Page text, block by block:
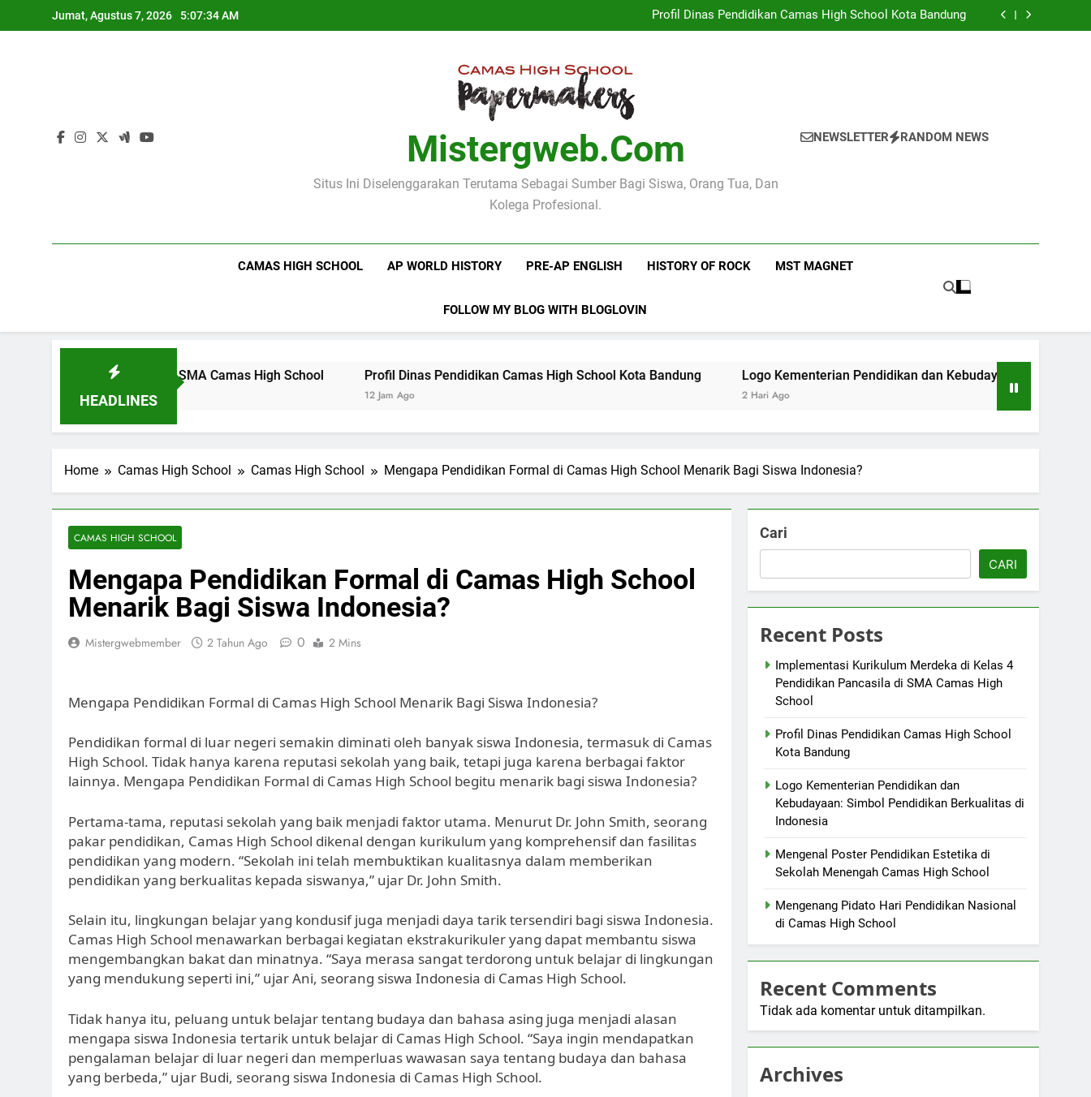
to
Jumat, Agustus 7, 2026 5:07:35 AM
Camas High School
Profil Dinas Pendidikan Camas High School Kota Bandung
Logo Kementerian Pendidikan dan Kebudayaan: Simbol Pendidikan
Logo Kementerian Pendidikan dan Kebudayaan: Simbol Pendidikan
Mengenal Poster Pendidikan Estetika di Sekolah Menengah Camas High
Mistergweb.com
Situs Ini Diselenggarakan Terutama Sebagai Sumber Bagi Siswa, Orang Tua, Dan
Kolega Profesional.
NEWSLETTER RANDOM NEWS
CAMAS HIGH SCHOOL AP WORLD HISTORY PRE-AP ENGLISH HISTORY OF ROCK MST MAGNET
FOLLOW MY BLOG WITH BLOGLOVIN
HEADLINES
Pancasila di SMA Camas High School Profil Dinas Pendidikan Camas High School Kota Bandung Logo Kementerian Pendidikan dan Kebudayaan: Simbol Pendidikan
Home Camas High School Camas High School Mengapa Pendidikan Formal di Camas High School Menarik Bagi Siswa Indonesia?
CAMAS HIGH SCHOOL
Mengapa Pendidikan Formal di Camas High School
Menarik Bagi Siswa Indonesia?
Mistergwebmember 2 Tahun Ago 0 2 Mins
Mengapa Pendidikan Formal di Camas High School Menarik Bagi Siswa Indonesia?
Pendidikan formal di luar negeri semakin diminati oleh banyak siswa Indonesia, termasuk di Camas
High School. Tidak hanya karena reputasi sekolah yang baik, tetapi juga karena berbagai faktor
lainnya. Mengapa Pendidikan Formal di Camas High School begitu menarik bagi siswa Indonesia?
Pertama-tama, reputasi sekolah yang baik menjadi faktor utama. Menurut Dr. John Smith, seorang
pakar pendidikan, Camas High School dikenal dengan kurikulum yang komprehensif dan fasilitas
pendidikan yang modern. “Sekolah ini telah membuktikan kualitasnya dalam memberikan
pendidikan yang berkualitas kepada siswanya,” ujar Dr. John Smith.
Selain itu, lingkungan belajar yang kondusif juga menjadi daya tarik tersendiri bagi siswa Indonesia.
Camas High School menawarkan berbagai kegiatan ekstrakurikuler yang dapat membantu siswa
mengembangkan bakat dan minatnya. “Saya merasa sangat terdorong untuk belajar di lingkungan
yang mendukung seperti ini,” ujar Ani, seorang siswa Indonesia di Camas High School.
Tidak hanya itu, peluang untuk belajar tentang budaya dan bahasa asing juga menjadi alasan
mengapa siswa Indonesia tertarik untuk belajar di Camas High School. “Saya ingin mendapatkan
pengalaman belajar di luar negeri dan memperluas wawasan saya tentang budaya dan bahasa
yang berbeda,” ujar Budi, seorang siswa Indonesia di Camas High School.
Cari
CARI
Recent Posts
Implementasi Kurikulum Merdeka di Kelas 4
Pendidikan Pancasila di SMA Camas High
School
Profil Dinas Pendidikan Camas High School
Kota Bandung
Logo Kementerian Pendidikan dan
Kebudayaan: Simbol Pendidikan Berkualitas di
Indonesia
Mengenal Poster Pendidikan Estetika di
Sekolah Menengah Camas High School
Mengenang Pidato Hari Pendidikan Nasional
di Camas High School
Recent Comments
Tidak ada komentar untuk ditampilkan.
Archives